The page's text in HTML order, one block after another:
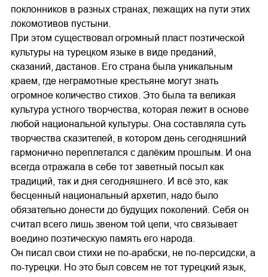
поклонников в разных странах, лежащих на пути этих
локомотивов пустыни.
При этом существовал огромный пласт поэтической
культуры на турецком языке в виде преданий,
сказаний, дастанов. Его страна была уникальным
краем, где неграмотные крестьяне могут знать
огромное количество стихов. Это была та великая
культура устного творчества, которая лежит в основе
любой национальной культуры. Она составляла суть
творчества сказителей, в котором день сегодняшний
гармонично переплетался с далёким прошлым. И она
всегда отражала в себе тот заветный посыл как
традиций, так и дня сегодняшнего. И всё это, как
бесценный национальный архетип, надо было
обязательно донести до будущих поколений. Себя он
считал всего лишь звеном той цепи, что связывает
воедино поэтическую память его народа.
Он писал свои стихи не по-арабски, не по-персидски, а
по-турецки. Но это был совсем не тот турецкий язык,